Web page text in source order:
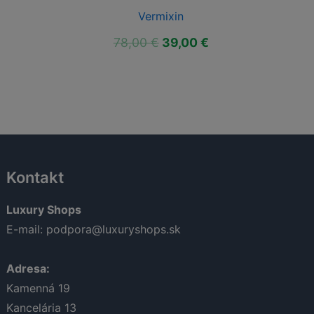
Vermixin
78,00€ Pôvodná
39,00 €Aktuálna
Kontakt
Luxury Shops
E-mail: podpora@luxuryshops.sk
Adresa:
Kamenná 19
Kancelária 13